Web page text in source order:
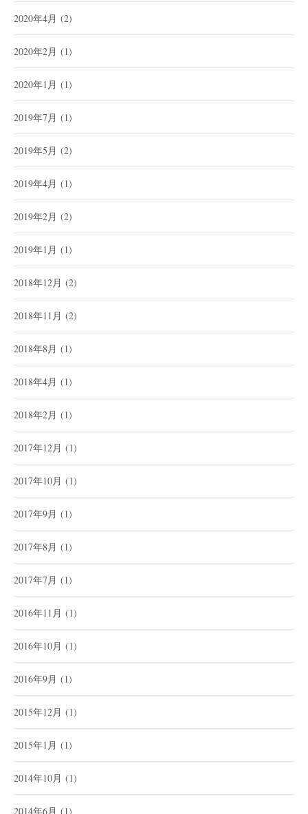
2020年4月 (2)
2020年2月 (1)
2020年1月 (1)
2019年7月 (1)
2019年5月 (2)
2019年4月 (1)
2019年2月 (2)
2019年1月 (1)
2018年12月 (2)
2018年11月 (2)
2018年8月 (1)
2018年4月 (1)
2018年2月 (1)
2017年12月 (1)
2017年10月 (1)
2017年9月 (1)
2017年8月 (1)
2017年7月 (1)
2016年11月 (1)
2016年10月 (1)
2016年9月 (1)
2015年12月 (1)
2015年1月 (1)
2014年10月 (1)
2014年6月 (1)